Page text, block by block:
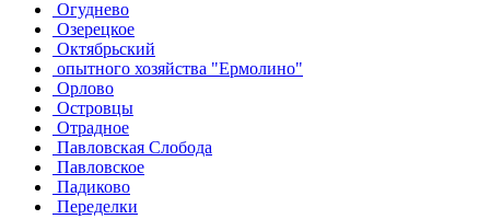
Огуднево
Озерецкое
Октябрьский
опытного хозяйства "Ермолино"
Орлово
Островцы
Отрадное
Павловская Слобода
Павловское
Падиково
Переделки